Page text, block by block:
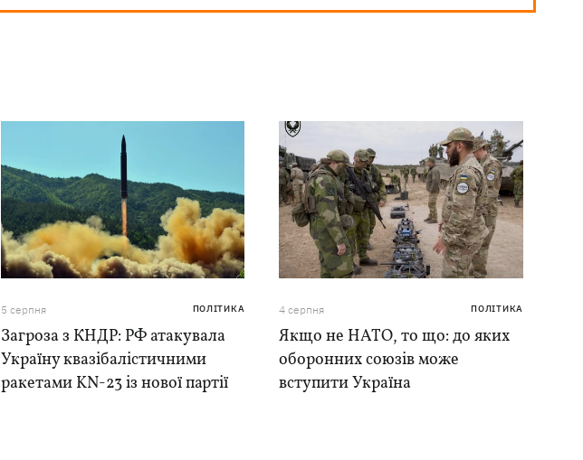
5 серпня ПОЛІТИКА
Загроза з КНДР: РФ атакувала
Україну квазібалістичними
ракетами KN-23 із нової партії
4 серпня ПОЛІТИКА
Якщо не НАТО, то що: до яких
оборонних союзів може
вступити Україна